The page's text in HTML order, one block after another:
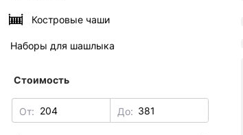
Костровые чаши
Наборы для шашлыка
Стоимость
От: До: